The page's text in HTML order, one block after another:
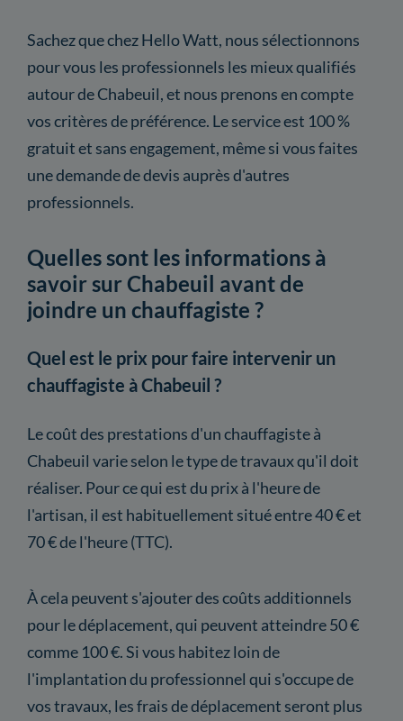
Sachez que chez Hello Watt, nous sélectionnons
pour vous les professionnels les mieux qualifiés
autour de Chabeuil, et nous prenons en compte
vos critères de préférence. Le service est 100 %
gratuit et sans engagement, même si vous faites
une demande de devis auprès d'autres
professionnels.
Quelles sont les informations à
savoir sur Chabeuil avant de
joindre un chauffagiste ?
Quel est le prix pour faire intervenir un
chauffagiste à Chabeuil ?
Le coût des prestations d'un chauffagiste à
Chabeuil varie selon le type de travaux qu'il doit
réaliser. Pour ce qui est du prix à l'heure de
l'artisan, il est habituellement situé entre 40 € et
70 € de l'heure (TTC).
À cela peuvent s'ajouter des coûts additionnels
pour le déplacement, qui peuvent atteindre 50 €
comme 100 €. Si vous habitez loin de
l'implantation du professionnel qui s'occupe de
vos travaux, les frais de déplacement seront plus